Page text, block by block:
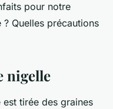
pour notre
? Quelles précautions
nigelle
est tirée des graines